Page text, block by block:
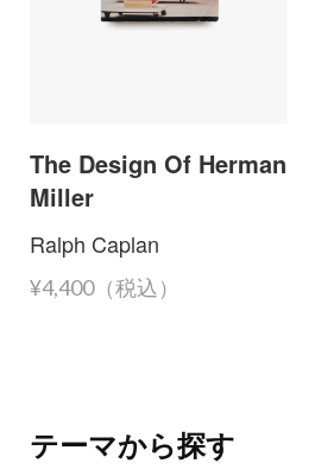
The Design Of Herman
Miller
Ralph Caplan
¥4,400（税込）
テーマから探す